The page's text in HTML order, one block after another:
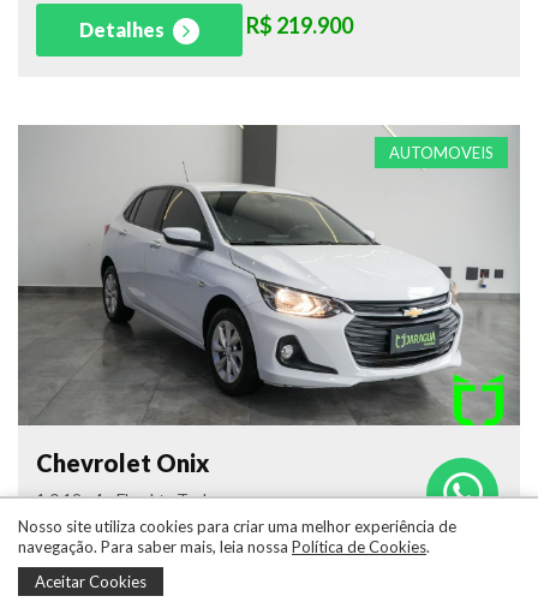
Detalhes R$ 219.900
AUTOMOVEIS
Chevrolet Onix
1.0 12v 4p Flex Ltz Turbo
121.958 Km
2020/2020
Branco
Nosso site utiliza cookies para criar uma melhor experiência de
navegação. Para saber mais, leia nossa Política de Cookies.
Aceitar Cookies